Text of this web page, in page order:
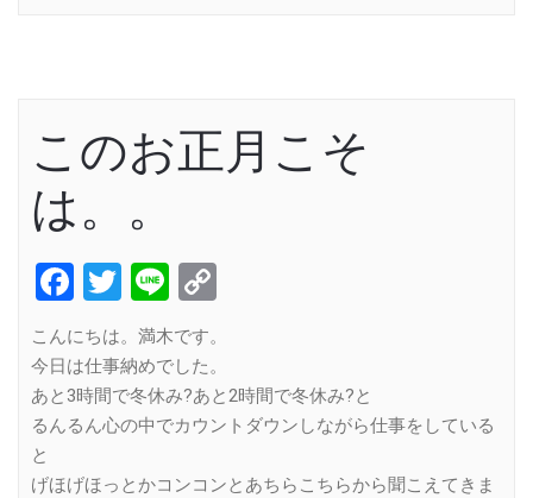
このお正月こそ
は。。
Facebook
Twitter
Line
こんにちは。満木です。
今日は仕事納めでした。
あと3時間で冬休み?あと2時間で冬休み?と
るんるん心の中でカウントダウンしながら仕事をしている
と
げほげほっとかコンコンとあちらこちらから聞こえてきま